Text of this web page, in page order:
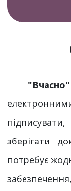
"Вчасно"
зберігати
потребує